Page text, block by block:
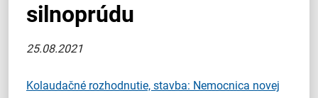
silnoprúdu
25.08.2021
Kolaudačné rozhodnutie, stavba: Nemocnica novej